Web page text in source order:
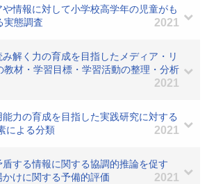
情報に対して小学校高学年の児童がも
実態調査
2021
解く力の育成を目指したメディア・リ
教材・学習目標・学習活動の整理・分析
2021
力の育成を目指した実践研究に対する
による分類
2021
する情報に関する協調的推論を促す
けに関する予備的評価
2021